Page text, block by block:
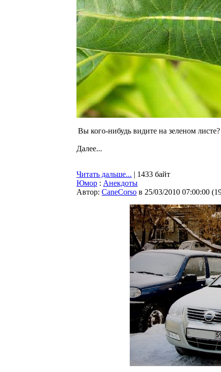
Вы кого-нибудь видите на зеленом
Далее...
Читать дальше... | 1433 байт
Юмор : Анекдоты
Автор: CaneCorso в 25/03/2010 07:00:00 (